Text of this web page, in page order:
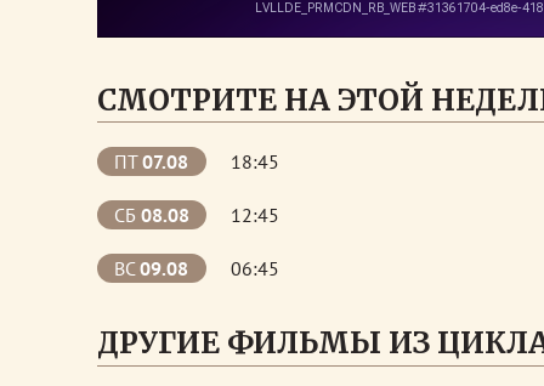
СМОТРИТЕ НА ЭТОЙ
ПТ07.08 18:45
СБ 08.08 12:45
ВС09.08 06:45
ДРУГИЕ ФИЛЬМЫ ИЗ